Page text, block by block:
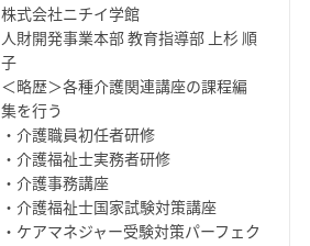
株式会社ニチイ学館
人財開発事業本部 教育指導部 上杉 順
子
＜略歴＞各種介護関連講座の課程編
集を行う
・介護職員初任者研修
・介護福祉士実務者研修
・介護事務講座
・介護福祉士国家試験対策講座
・ケアマネジャー受験対策パーフェク